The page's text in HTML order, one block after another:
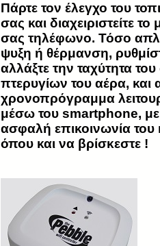
Πάρτε τον έλεγχο του
σας και διαχειριστείτε
σας τηλέφωνο. Τόσο απλά.
ψυξη ή θέρμανση,
αλλάξτε την ταχύτητα
πτερυγίων του αέρα, και
χρονοπρόγραμμα
μέσω του smartphone, με
ασφαλή επικοινωνία
όπου και να βρίσκεστε !